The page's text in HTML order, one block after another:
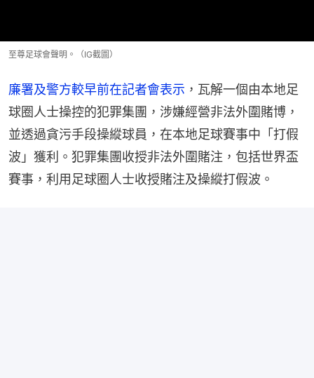
至尊足球會聲明。（IG截圖）
廉署及警方較早前在記者會表示 ，瓦解一個由本地足
球圈人士操控的犯罪集團，涉嫌經營非法外圍賭博，
並透過貪污手段操縱球員，在本地足球賽事中「打假
波」獲利。犯罪集團收授非法外圍賭注，包括世界盃
賽事，利用足球圈人士收授賭注及操縱打假波。